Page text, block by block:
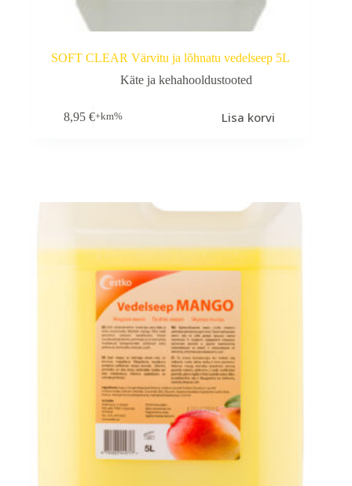
SOFT CLEAR Värvitu ja lõhnatu vedelseep 5L
Käte ja kehahooldustooted
8,95€+km% Lisa korvi